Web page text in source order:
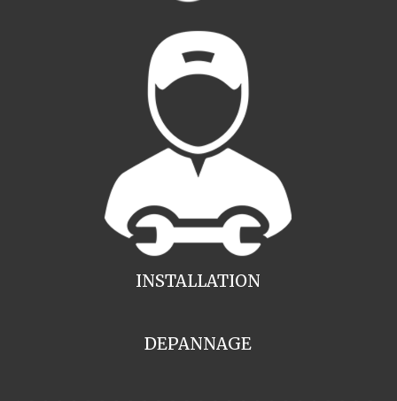
INSTALLATION
DEPANNAGE